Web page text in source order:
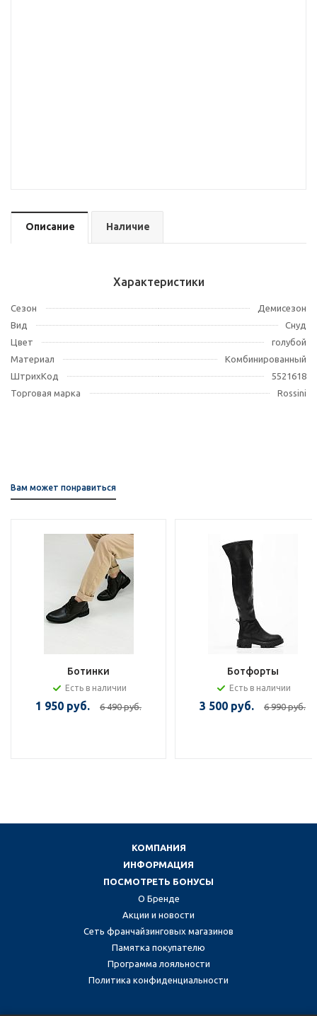
Описание Наличие
Характеристики
Сезон
Демисезон
Вид
Снуд
Цвет
голубой
Материал
Комбинированный
ШтрихКод
5521618
Торговая марка
Rossini
Вам может понравиться
Ботинки
Есть в наличии
1 950 руб. 6 490 руб.
Ботфорты
Есть в наличии
3 500 руб. 6 990 руб.
КОМПАНИЯ
ИНФОРМАЦИЯ
ПОСМОТРЕТЬ БОНУСЫ
О Бренде
Акции и новости
Сеть франчайзинговых магазинов
Памятка покупателю
Программа лояльности
Политика конфиденциальности